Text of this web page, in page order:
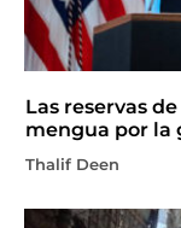
Las reservas
mengua por la
Thalif Deen